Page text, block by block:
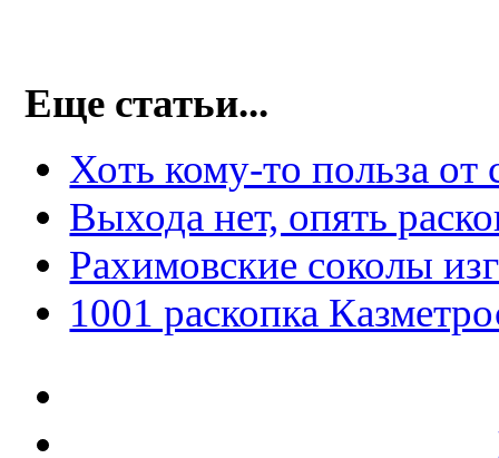
Еще статьи...
Хоть кому-то польза от
Выхода нет, опять
Рахимовские соколы
1001 раскопка